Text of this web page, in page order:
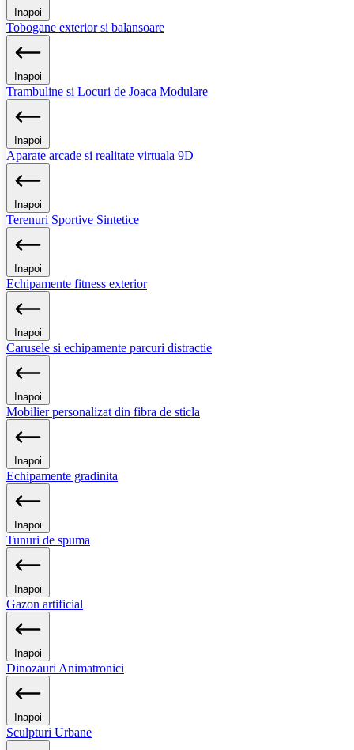
Inapoi
Tobogane exterior si balansoare
Inapoi
Trambuline si Locuri de Joaca Modulare
Inapoi
Aparate arcade si realitate virtuala 9D
Inapoi
Terenuri Sportive Sintetice
Inapoi
Echipamente fitness exterior
Inapoi
Carusele si echipamente parcuri distractie
Inapoi
Mobilier personalizat din fibra de sticla
Inapoi
Echipamente gradinita
Inapoi
Tunuri de spuma
Inapoi
Gazon artificial
Inapoi
Dinozauri Animatronici
Inapoi
Sculpturi Urbane